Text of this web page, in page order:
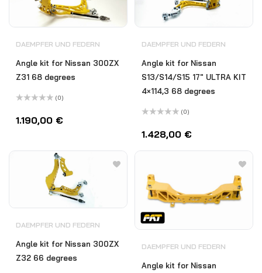
DAEMPFER UND FEDERN
Angle kit for Nissan 300ZX
Z31 68 degrees
0
(0)
1.190,00 €
DAEMPFER UND FEDERN
Angle kit for Nissan
S13/S14/S15 17″ ULTRA KIT
4×114,3 68 degrees
0
5
(0)
1.428,00 €
DAEMPFER UND FEDERN
Angle kit for Nissan 300ZX
Z32 66 degrees
DAEMPFER UND FEDERN
Angle kit for Nissan